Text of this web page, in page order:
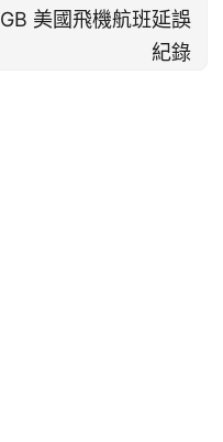
GB 美國飛機航班延誤
紀錄